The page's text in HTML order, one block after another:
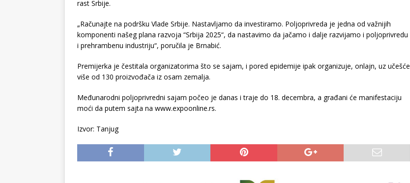
rast Srbije.
„Računajte na podršku Vlade Srbije. Nastavljamo da investiramo. Poljoprivreda je jedna od važnijih
komponenti našeg plana razvoja “Srbija 2025“, da nastavimo da jačamo i dalje razvijamo i poljoprivredu
i prehrambenu industriju“, poručila je Brnabić.
Premijerka je čestitala organizatorima što se sajam, i pored epidemije ipak organizuje, onlajn, uz učešće
više od 130 proizvođača iz osam zemalja.
Međunarodni poljoprivredni sajam počeo je danas i traje do 18. decembra, a građani će manifestaciju
moći da putem sajta na www.expoonline.rs.
Izvor: Tanjug